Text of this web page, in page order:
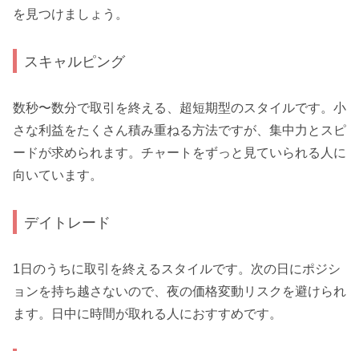
を見つけましょう。
スキャルピング
数秒〜数分で取引を終える、超短期型のスタイルです。小
さな利益をたくさん積み重ねる方法ですが、集中力とスピ
ードが求められます。チャートをずっと見ていられる人に
向いています。
デイトレード
1日のうちに取引を終えるスタイルです。次の日にポジシ
ョンを持ち越さないので、夜の価格変動リスクを避けられ
ます。日中に時間が取れる人におすすめです。